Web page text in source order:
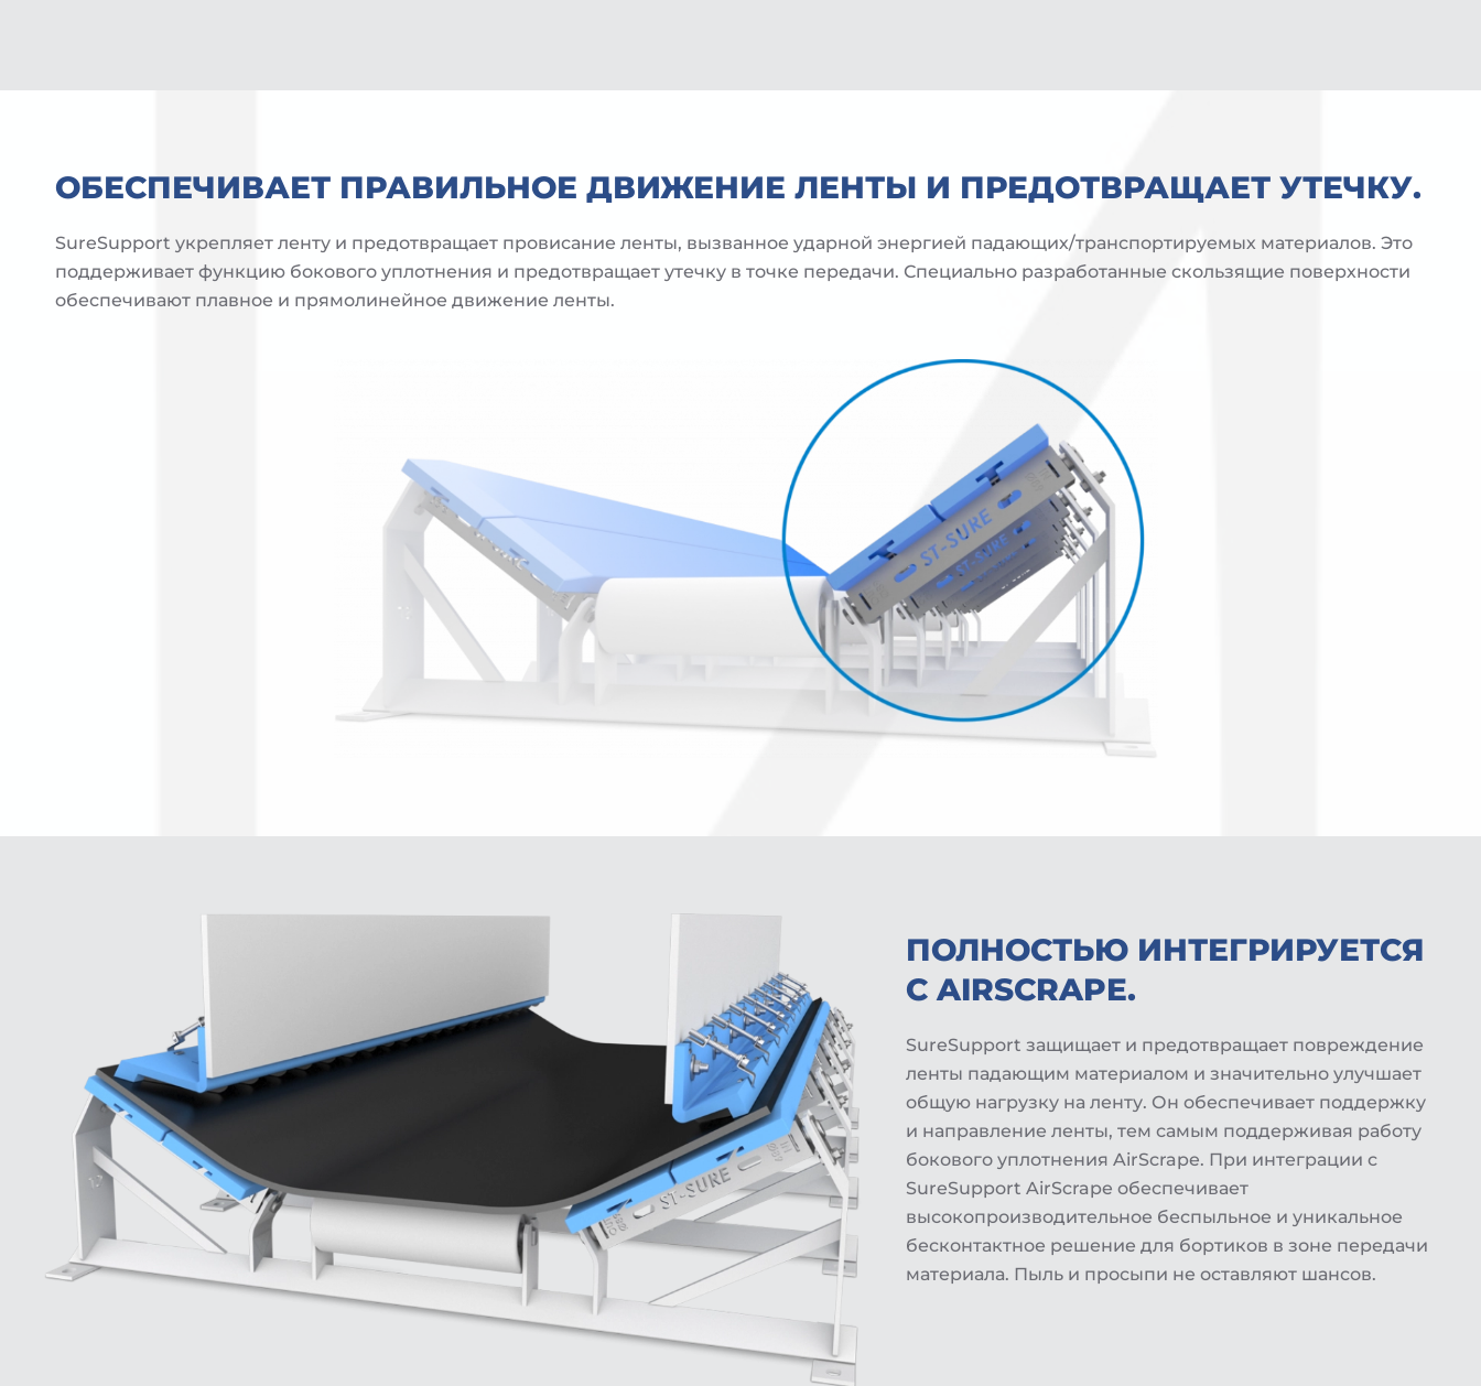
ОБЕСПЕЧИВАЕТ ПРАВИЛЬНОЕ ДВИЖЕНИЕ ЛЕНТЫ И ПРЕДОТВРАЩАЕТ УТЕЧКУ.
SureSupport укрепляет ленту и предотвращает провисание ленты, вызванное ударной энергией падающих/транспортируемых материалов. Это
поддерживает функцию бокового уплотнения и предотвращает утечку в точке передачи. Специально разработанные скользящие поверхности
обеспечивают плавное и прямолинейное движение ленты.
ПОЛНОСТЬЮ ИНТЕГРИРУЕТСЯ
С AIRSCRAPE.
SureSupport защищает и предотвращает повреждение
ленты падающим материалом и значительно улучшает
общую нагрузку на ленту. Он обеспечивает поддержку
и направление ленты, тем самым поддерживая работу
бокового уплотнения AirScrape. При интеграции с
SureSupport AirScrape обеспечивает
высокопроизводительное беспыльное и уникальное
бесконтактное решение для бортиков в зоне передачи
материала. Пыль и просыпи не оставляют шансов.